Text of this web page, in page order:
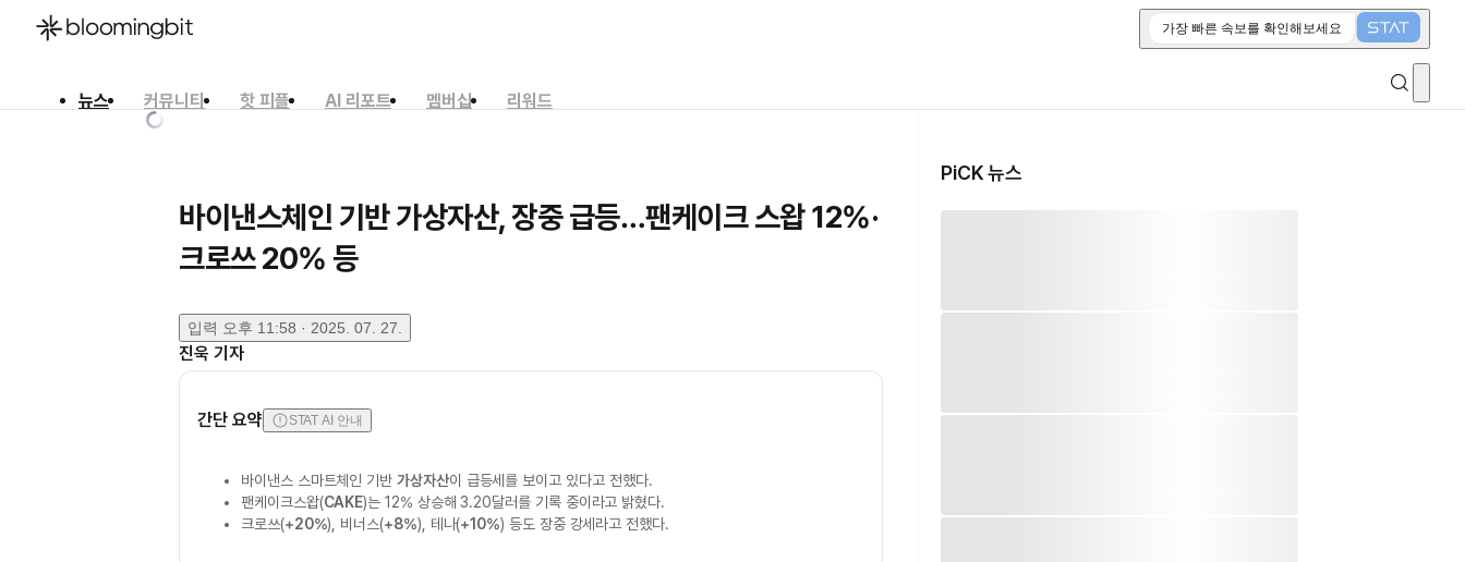
가장 빠른 속보를 확인해보세요
뉴스 커뮤니티 핫 피플 AI 리포트 멤버십
리워드
바이낸스체인 기반 가상자산, 장중 급등…팬케이크 스왑 12%·
크로쓰 20% 등
입력 오후 11:58 · 2025. 07. 27.
진욱 기자
간단 요약 STAT AI 안내
바이낸스 스마트체인 기반가상자산이 급등세를 보이고 있다고 전했다.
팬케이크스왑(CAKE)는 12% 상승해 3.20달러를 기록 중이라고 밝혔다.
크로쓰(+20%), 비너스(+8%), 테나(+10%) 등도 장중 강세라고 전했다.
PiCK 뉴스